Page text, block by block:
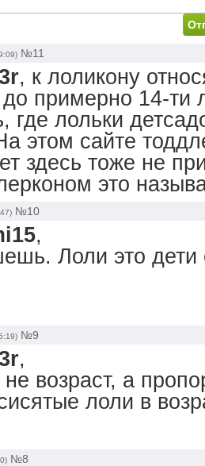
№11
, к лоликону
примерно 14-ти
где лольки
этом сайте
здесь тоже не
это
№10
,
Лоли это дети
№9
,
возраст, а
лоли в
№8